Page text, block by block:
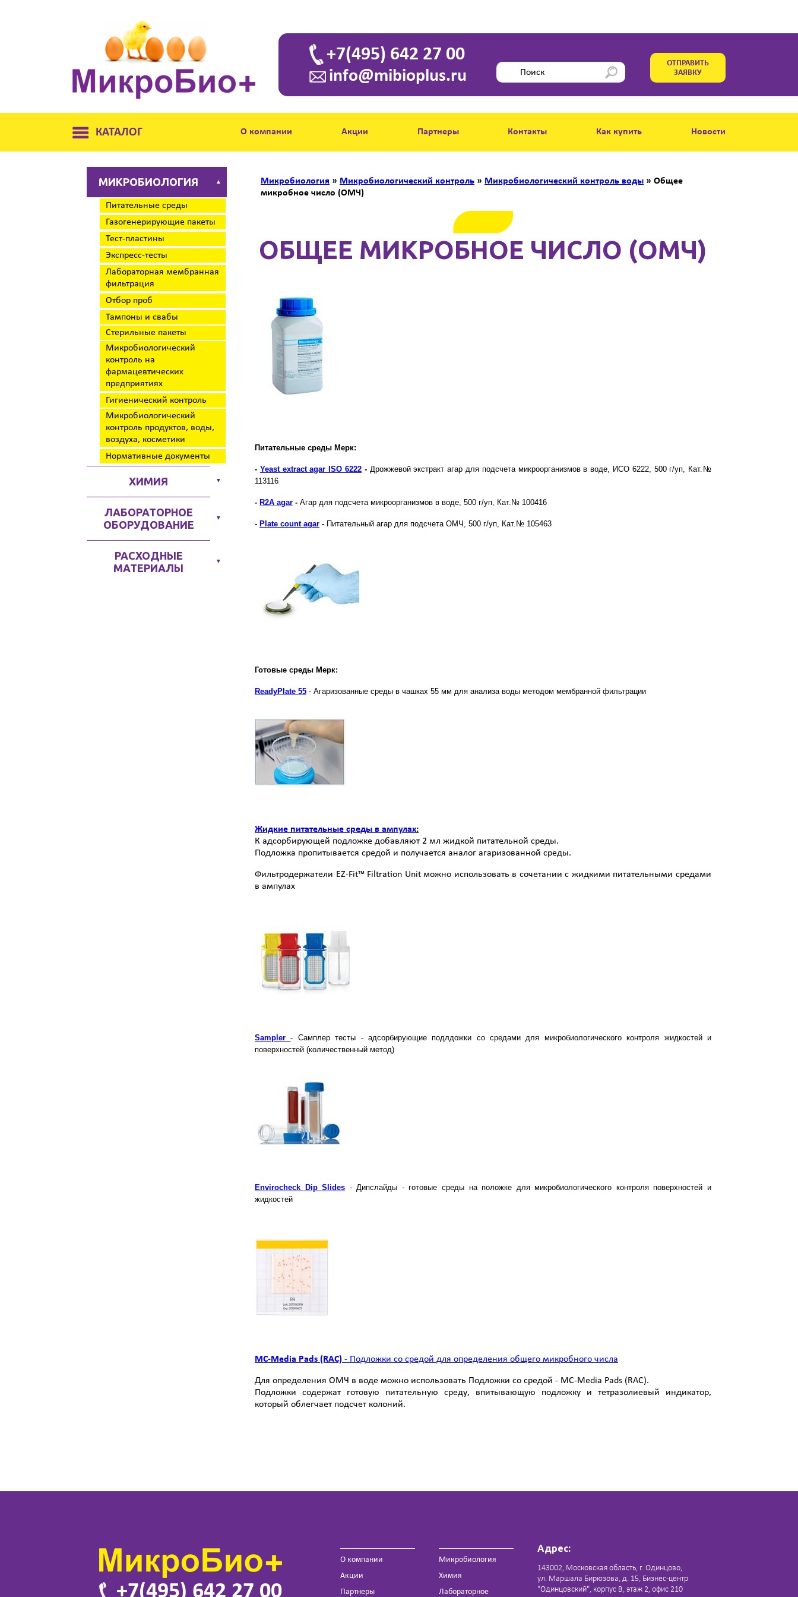
+7(495) 642 27 00
info@mibioplus.ru
ОТПРАВИТЬ
ЗАЯВКУ
КАТАЛОГ О компании Акции Партнеры Контакты Как купить Новости
МИКРОБИОЛОГИЯ ▲
Питательные среды
Газогенерирующие пакеты
Тест-пластины
Экспресс-тесты
Лабораторная мембранная
фильтрация
Отбор проб
Тампоны и свабы
Стерильные пакеты
Микробиологический
контроль на
фармацевтических
предприятиях
Гигиенический контроль
Микробиологический
контроль продуктов, воды,
воздуха, косметики
Нормативные документы
ХИМИЯ ▼
ЛАБОРАТОРНОЕ
ОБОРУДОВАНИЕ
▼
РАСХОДНЫЕ
МАТЕРИАЛЫ
▼
Микробиология » Микробиологический контроль » Микробиологический контроль воды » Общее
микробное число (ОМЧ)
ОБЩЕЕ МИКРОБНОЕ ЧИСЛО (ОМЧ)
Питательные среды Мерк:
- Yeast extract agar ISO 6222 - Дрожжевой экстракт агар для подсчета микроорганизмов в воде, ИСО 6222, 500 г/уп, Кат.№
113116
- R2A agar - Агар для подсчета микроорганизмов в воде, 500 г/уп, Кат.№ 100416
- Plate count agar - Питательный агар для подсчета ОМЧ, 500 г/уп, Кат.№ 105463
Готовые среды Мерк:
ReadyPlate 55 - Агаризованные среды в чашках 55 мм для анализа воды методом мембранной фильтрации
Жидкие питательные среды в ампулах:
К адсорбирующей подложке добавляют 2 мл жидкой питательной среды.
Подложка пропитывается средой и получается аналог агаризованной среды.
Фильтродержатели EZ-Fit™ Filtration Unit можно использовать в сочетании с жидкими питательными средами
в ампулах
Sampler - Самплер тесты - адсорбирующие подлдожки со средами для микробиологического контроля жидкостей и
поверхностей (количественный метод)
Envirocheck Dip Slides - Дипслайды - готовые среды на положке для микробиологического контроля поверхностей и
жидкостей
MC-Media Pads (RAC) - Подложки со средой для определения общего микробного числа
Для определения ОМЧ в воде можно использовать Подложки со средой - MC-Media Pads (RAC).
Подложки содержат готовую питательную среду, впитывающую подложку и тетразолиевый индикатор,
который облегчает подсчет колоний.
+7(495) 642 27 00
О компании
Акции
Партнеры
Микробиология
Химия
Лабораторное
Адрес:
143002, Московская область, г. Одинцово,
ул. Маршала Бирюзова, д. 15, Бизнес-центр
"Одинцовский", корпус В, этаж 2, офис 210